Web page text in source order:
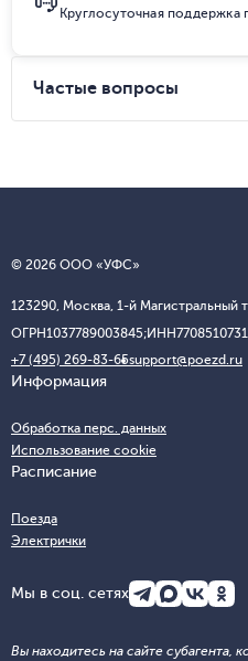
Круглосуточная поддержка
Частые вопросы
© 2026 ООО «УФС»
123290, Москва, 1-й Магистральный
ОГРН1037789003845;ИНН7708510731
+7 (495) 269-83-65support@poezd.ru
Информация
Обработка перс. данных
Использование cookie
Расписание
Поезда
Электрички
Мы в соц. сетях
Вы находитесь на сайте